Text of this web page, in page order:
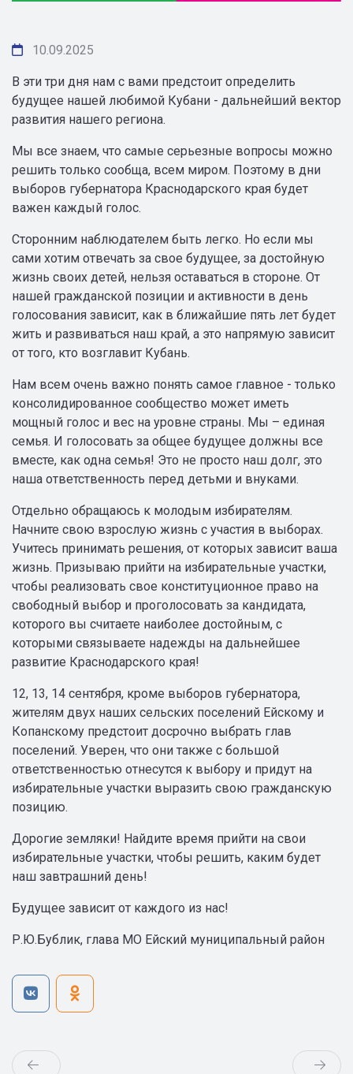
10.09.2025
В эти три дня нам с вами предстоит определить
будущее нашей любимой Кубани - дальнейший вектор
развития нашего региона.
Мы все знаем, что самые серьезные вопросы можно
решить только сообща, всем миром. Поэтому в дни
выборов губернатора Краснодарского края будет
важен каждый голос.
Сторонним наблюдателем быть легко. Но если мы
сами хотим отвечать за свое будущее, за достойную
жизнь своих детей, нельзя оставаться в стороне. От
нашей гражданской позиции и активности в день
голосования зависит, как в ближайшие пять лет будет
жить и развиваться наш край, а это напрямую зависит
от того, кто возглавит Кубань.
Нам всем очень важно понять самое главное - только
консолидированное сообщество может иметь
мощный голос и вес на уровне страны. Мы – единая
семья. И голосовать за общее будущее должны все
вместе, как одна семья! Это не просто наш долг, это
наша ответственность перед детьми и внуками.
Отдельно обращаюсь к молодым избирателям.
Начните свою взрослую жизнь с участия в выборах.
Учитесь принимать решения, от которых зависит ваша
жизнь. Призываю прийти на избирательные участки,
чтобы реализовать свое конституционное право на
свободный выбор и проголосовать за кандидата,
которого вы считаете наиболее достойным, с
которыми связываете надежды на дальнейшее
развитие Краснодарского края!
12, 13, 14 сентября, кроме выборов губернатора,
жителям двух наших сельских поселений Ейскому и
Копанскому предстоит досрочно выбрать глав
поселений. Уверен, что они также с большой
ответственностью отнесутся к выбору и придут на
избирательные участки выразить свою гражданскую
позицию.
Дорогие земляки! Найдите время прийти на свои
избирательные участки, чтобы решить, каким будет
наш завтрашний день!
Будущее зависит от каждого из нас!
Р.Ю.Бублик, глава МО Ейский муниципальный район